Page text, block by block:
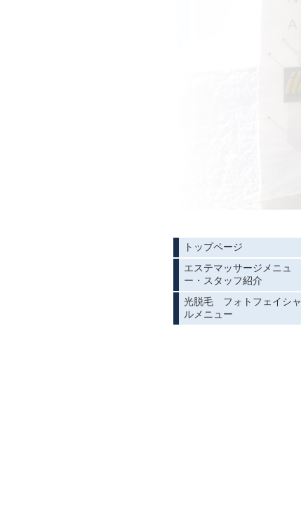
トップページ
エステマッサージメニュ
ー・スタッフ紹介
光脱毛 フォトフェイシャ
ルメニュー